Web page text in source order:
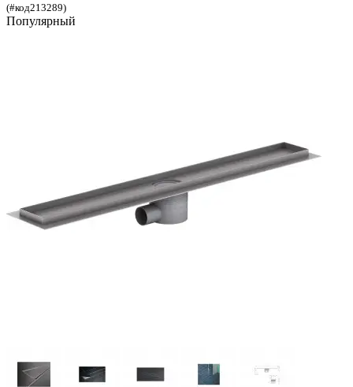
(#код213289)
Популярный